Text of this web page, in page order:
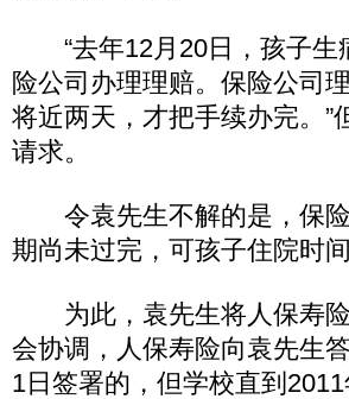
“去年12月20日，孩子生
险公司办理理赔。保险公司
将近两天，才把手续办完。
请求。
令袁先生不解的是，保险
期尚未过完，可孩子住院时
为此，袁先生将人保寿险
会协调，人保寿险向袁先生
1日签署的，但学校直到